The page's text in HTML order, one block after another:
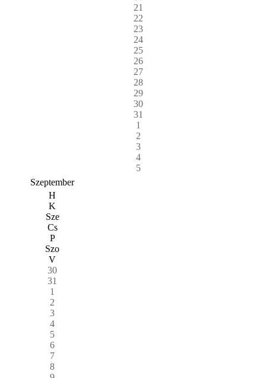
21
22
23
24
25
26
27
28
29
30
31
1
2
3
4
5
Szeptember
H
K
Sze
Cs
P
Szo
V
30
31
1
2
3
4
5
6
7
8